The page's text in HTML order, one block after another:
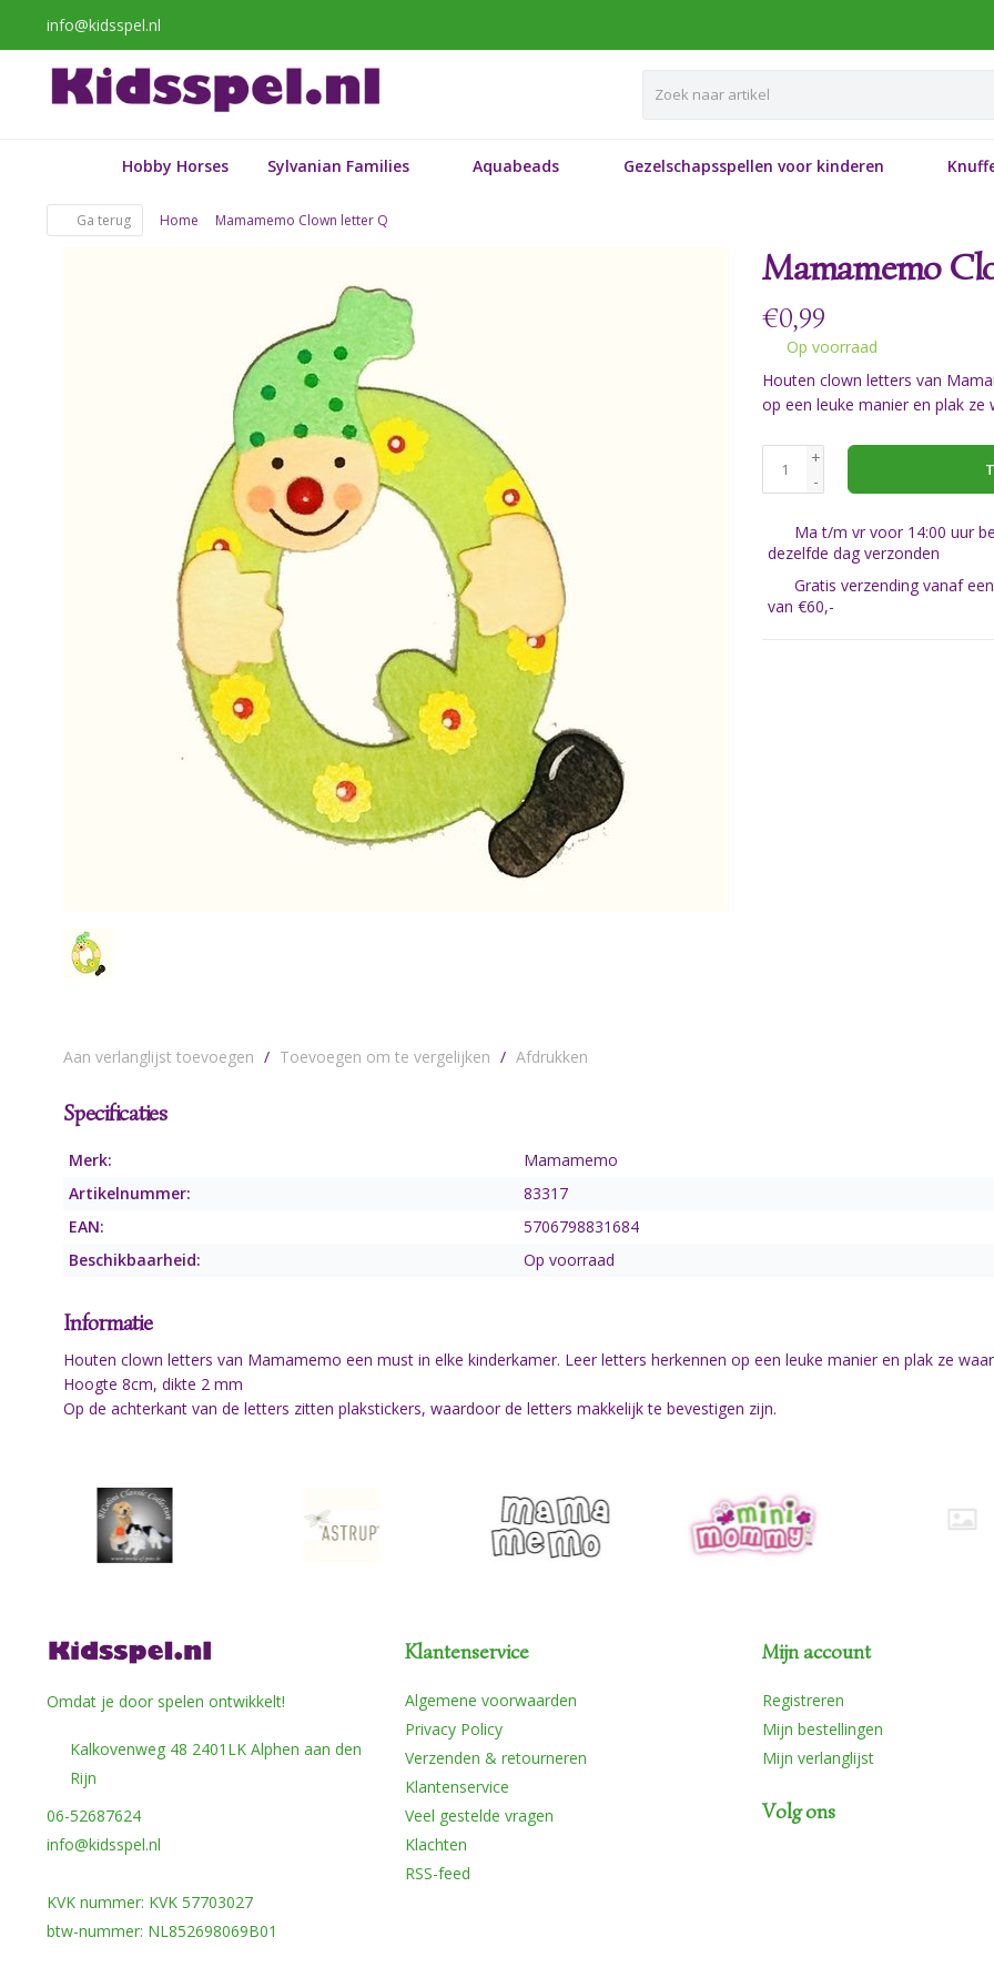
info@kidsspel.nl
Hobby Horses Sylvanian Families Aquabeads Gezelschapsspellen voor kinderen
Ga terug Home Mamamemo Clown letter Q
Aan verlanglijst toevoegen / Toevoegen om te vergelijken / Afdrukken
Mamamemo
€0,99
Op voorraad
Houten clown letters van
op een leuke manier en plak ze
+
-
Ma t/m vr voor 14:00 uur
dezelfde dag verzonden
Gratis verzending vanaf
van €60,-
Specificaties
Merk:
Mamamemo
Artikelnummer:
83317
EAN:
5706798831684
Beschikbaarheid:
Op voorraad
Informatie
Houten clown letters van Mamamemo een must in elke kinderkamer. Leer letters herkennen op een leuke manier en plak ze
Hoogte 8cm, dikte 2 mm
Op de achterkant van de letters zitten plakstickers, waardoor de letters makkelijk te bevestigen zijn.
Omdat je door spelen ontwikkelt!
Kalkovenweg 48 2401LK Alphen aan den
Rijn
06-52687624
info@kidsspel.nl
KVK nummer: KVK 57703027
btw-nummer: NL852698069B01
Klantenservice
Algemene voorwaarden
Privacy Policy
Verzenden & retourneren
Klantenservice
Veel gestelde vragen
Klachten
RSS-feed
Mijn account
Registreren
Mijn bestellingen
Mijn verlanglijst
Volg ons